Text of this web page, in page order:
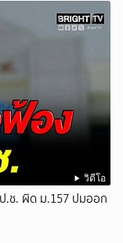
วิดีโอ
.ช. ผิด ม.157 ปมออก